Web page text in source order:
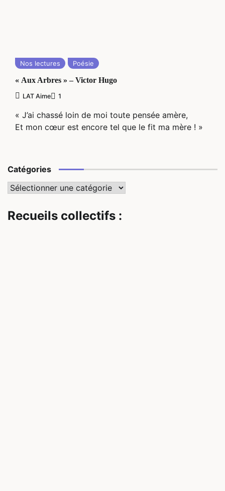
Nos lectures Poésie
« Aux Arbres » – Victor Hugo
LAT Aime 1
« J’ai chassé loin de moi toute pensée amère,
Et mon cœur est encore tel que le fit ma mère ! »
Catégories
Catégories
Recueils collectifs :